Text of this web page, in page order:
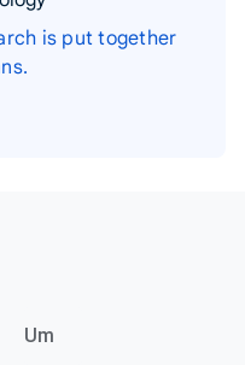
is put together
Um